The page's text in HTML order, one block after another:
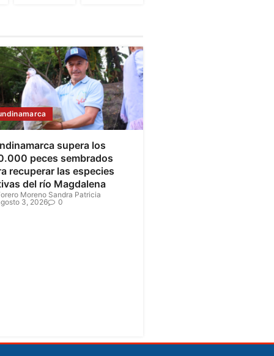
supera los
peces sembrados
recuperar las especies
del río Magdalena
Moreno Sandra Patricia
3, 2026
0